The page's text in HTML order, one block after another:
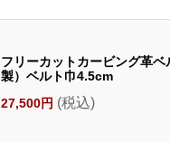
フリーカットカービング革
製）ベルト巾4.5cm
27,500円 (税込)